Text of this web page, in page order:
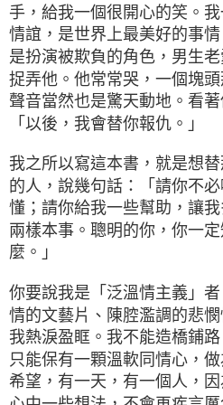
手，給我一個很開心的笑。
情誼，是世界上最美好的事
是扮演被欺負的角色，男生
捉弄他。他常常哭，一個塊
聲音當然也是驚天動地。看
「以後，我會替你報仇。」
我之所以寫這本書，就是想
的人，說幾句話：「請你不
懂；請你給我一些幫助，讓
兩樣本事。聰明的你，你一
麼。」
你要說我是「泛溫情主義」
情的文藝片、陳腔濫調的悲
我熱淚盈眶。我不能造橋鋪
只能保有一顆溫軟同情心，
希望，有一天，有一個人，